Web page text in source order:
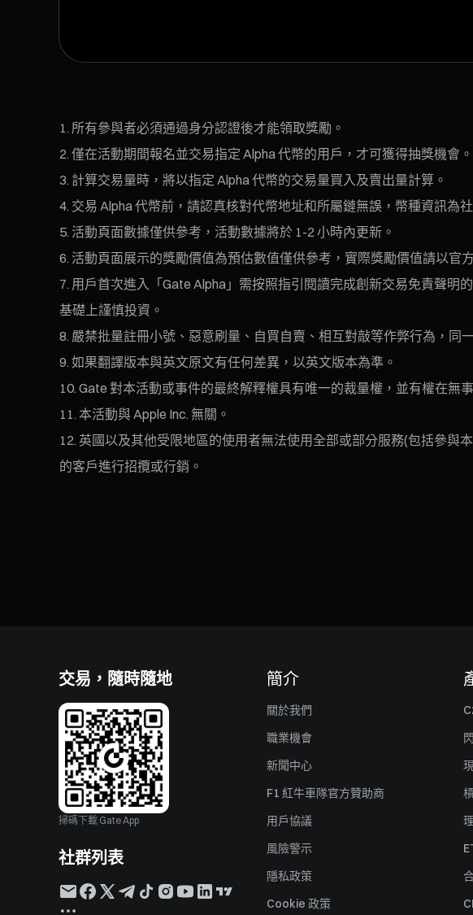
所有參與者必須通過身分認證後才能領取獎勵。
僅在活動期間報名並交易指定 Alpha 代幣的用戶，才可獲得抽獎機會。
計算交易量時，將以指定 Alpha 代幣的交易量買入及賣出量計算。
交易 Alpha 代幣前，請認真核對代幣地址和所屬鏈無誤，幣種資訊為
活動頁面數據僅供參考，活動數據將於 1-2 小時內更新。
活動頁面展示的獎勵價值為預估數值僅供參考，實際獎勵價值請以官
用戶首次進入「Gate Alpha」需按照指引閱讀完成創新交易免責聲明
基礎上謹慎投資。
嚴禁批量註冊小號、惡意刷量、自買自賣、相互對敲等作弊行為，同
如果翻譯版本與英文原文有任何差異，以英文版本為準。
Gate 對本活動或事件的最終解釋權具有唯一的裁量權，並有權在無
本活動與 Apple Inc. 無關。
英國以及其他受限地區的使用者無法使用全部或部分服務(包括參與
的客戶進行招攬或行銷。
交易，隨時隨地
掃碼下載 Gate App
社群列表
簡介
關於我們
職業機會
新聞中心
F1 紅牛車隊官方贊助商
用戶協議
風險警示
隱私政策
Cookie 政策